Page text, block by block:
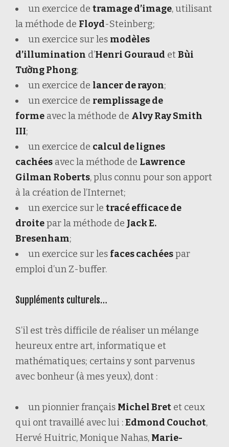
un exercice de tramage d’image, utilisant
la méthode de Floyd-Steinberg;
un exercice sur les modèles
d’illumination d’Henri Gouraud etBùi
Tường Phong;
un exercice de lancer de rayon;
un exercice de remplissage de
forme avec la méthode de Alvy Ray Smith
III;
un exercice de calcul de lignes
cachées avec la méthode de Lawrence
Gilman Roberts, plus connu pour son apport
à la création de l’Internet;
un exercice sur le tracé efficace de
droitepar la méthode de Jack E.
Bresenham;
un exercice sur les faces cachéespar
emploi d’un Z-buffer.
Suppléments culturels…
S’il est très difficile de réaliser un mélange
heureux entre art, informatique et
mathématiques; certains y sont parvenus
avec bonheur (à mes yeux), dont :
un pionnier français Michel Bret et ceux
qui ont travaillé avec lui :Edmond Couchot,
Hervé Huitric, Monique Nahas, Marie-